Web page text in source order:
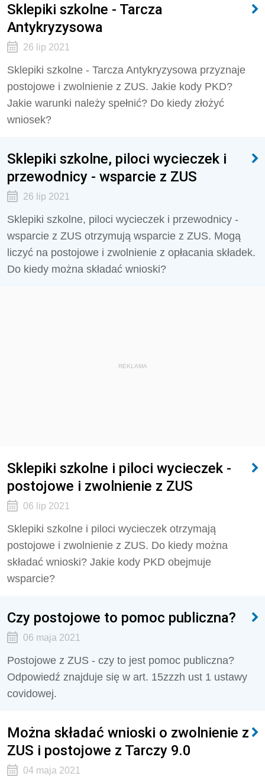
Sklepiki szkolne - Tarcza
Antykryzysowa
26 lip 2021
Sklepiki szkolne - Tarcza Antykryzysowa przyznaje
postojowe i zwolnienie z ZUS. Jakie kody PKD?
Jakie warunki należy spełnić? Do kiedy złożyć
wniosek?
Sklepiki szkolne, piloci wycieczek i
przewodnicy - wsparcie z ZUS
26 lip 2021
Sklepiki szkolne, piloci wycieczek i przewodnicy -
wsparcie z ZUS otrzymują wsparcie z ZUS. Mogą
liczyć na postojowe i zwolnienie z opłacania składek.
Do kiedy można składać wnioski?
REKLAMA
Sklepiki szkolne i piloci wycieczek -
postojowe i zwolnienie z ZUS
06 lip 2021
Sklepiki szkolne i piloci wycieczek otrzymają
postojowe i zwolnienie z ZUS. Do kiedy można
składać wnioski? Jakie kody PKD obejmuje
wsparcie?
Czy postojowe to pomoc publiczna?
06 maja 2021
Postojowe z ZUS - czy to jest pomoc publiczna?
Odpowiedź znajduje się w art. 15zzzh ust 1 ustawy
covidowej.
Można składać wnioski o zwolnienie z
ZUS i postojowe z Tarczy 9.0
04 maja 2021